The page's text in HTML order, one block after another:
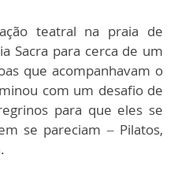
teatral na praia de
Sacra para cerca de um
que acompanhavam o
com um desafio de
para que eles se
se pareciam – Pilatos,